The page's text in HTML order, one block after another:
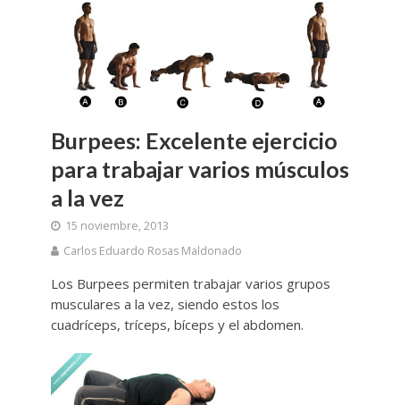
Burpees: Excelente ejercicio
para trabajar varios músculos
a la vez
15 noviembre, 2013
Carlos Eduardo Rosas Maldonado
Los Burpees permiten trabajar varios grupos
musculares a la vez, siendo estos los
cuadríceps, tríceps, bíceps y el abdomen.